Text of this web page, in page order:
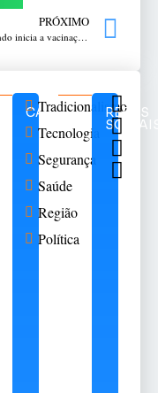
PRÓXIMO
Passo Fundo inicia a vacinação contra a gripe nesta segunda-feira
CATEGORIAS
Tradicionalismo
Tecnologia
Segurança
Saúde
Região
Política
REDES